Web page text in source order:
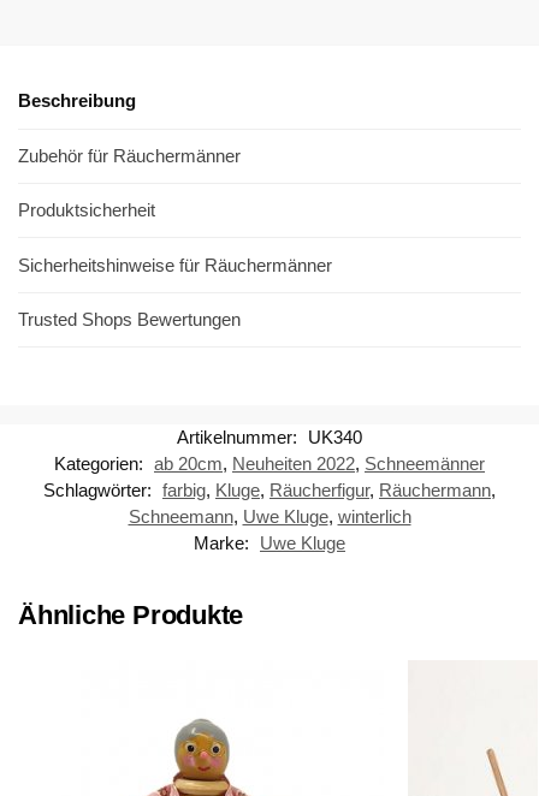
Beschreibung
Zubehör für Räuchermänner
Produktsicherheit
Sicherheitshinweise für Räuchermänner
Trusted Shops Bewertungen
Artikelnummer:
UK340
Kategorien: ab 20cm, Neuheiten 2022, Schneemänner
Schlagwörter: farbig, Kluge, Räucherfigur, Räuchermann,
Schneemann, Uwe Kluge, winterlich
Marke:
Uwe Kluge
Ähnliche Produkte